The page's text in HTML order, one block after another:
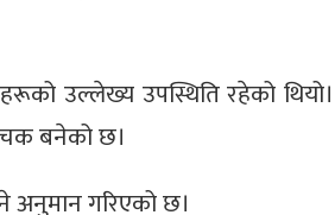
उल्लेख्य उपस्थिति रहेको थियो।
बनेको छ।
अनुमान गरिएको छ।